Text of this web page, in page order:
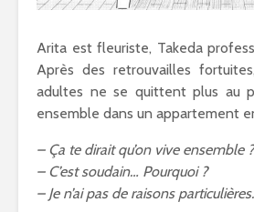
Arita est fleuriste, Takeda
Après des retrouvailles
adultes ne se quittent plus au
ensemble dans un appartement
– Ça te dirait qu’on vive ensemble ?
– C’est soudain… Pourquoi ?
– Je n’ai pas de raisons particulières.